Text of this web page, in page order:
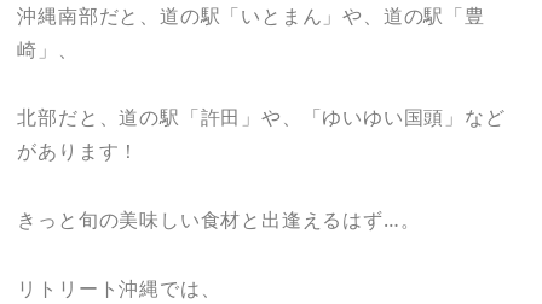
沖縄南部だと、道の駅「いとまん」や、道の駅「豊
崎」、
北部だと、道の駅「許田」や、「ゆいゆい国頭」など
があります！
きっと旬の美味しい食材と出逢えるはず…。
リトリート沖縄では、